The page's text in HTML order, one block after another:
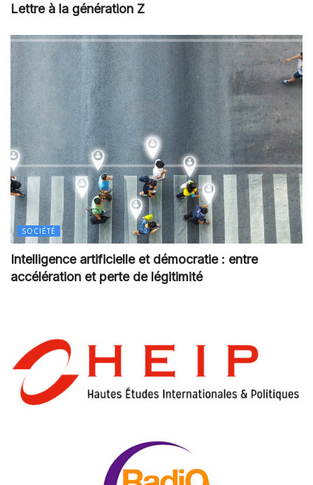
Lettre à la génération Z
SOCIÉTÉ
Intelligence artificielle et démocratie : entre
accélération et perte de légitimité